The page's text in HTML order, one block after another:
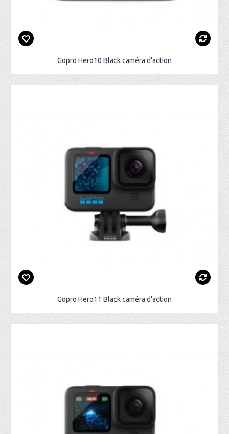
Gopro Hero10 Black caméra d'action
Gopro Hero11 Black caméra d'action